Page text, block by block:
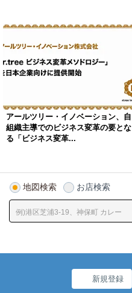
アールツリー・イノベーション、自
組織主導でのビジネス変革の要とな
る「ビジネス変革...
地図検索 お店検索
新規登録